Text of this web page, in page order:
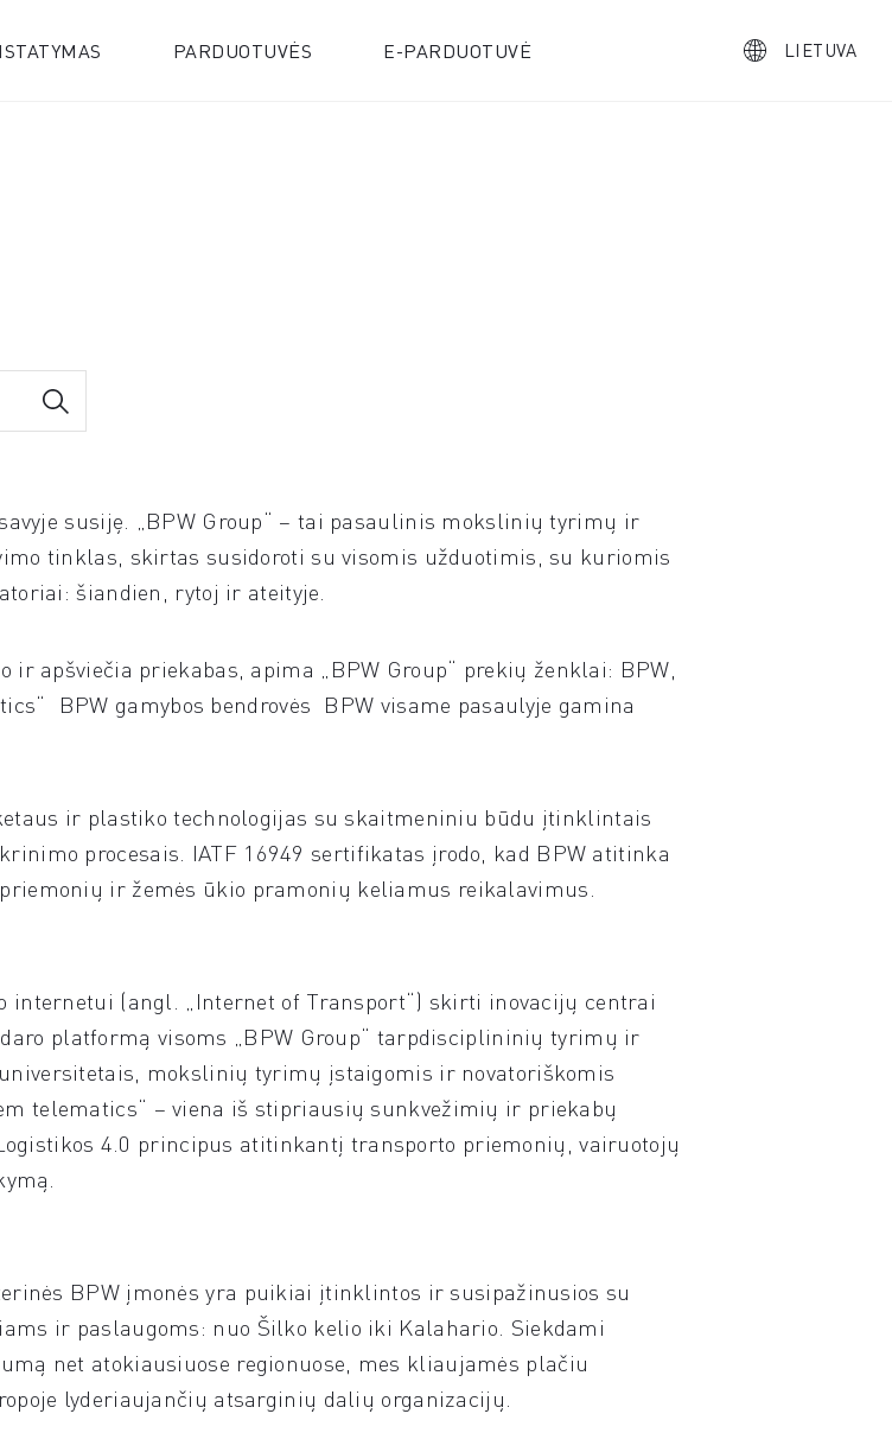
PARDUOTUVĖS E-PARDUOTUVĖ LIETUVA
susiję. „BPW Group“ – tai pasaulinis mokslinių tyrimų ir
tinklas, skirtas susidoroti su visomis užduotimis, su kuriomis
šiandien, rytoj ir ateityje.
apšviečia priekabas, apima „BPW Group“ prekių ženklai: BPW,
BPW gamybos bendrovės BPW visame pasaulyje gamina
ir plastiko technologijas su skaitmeniniu būdu įtinklintais
procesais. IATF 16949 sertifikatas įrodo, kad BPW atitinka
ir žemės ūkio pramonių keliamus reikalavimus.
(angl. „Internet of Transport“) skirti inovacijų centrai
platformą visoms „BPW Group“ tarpdisciplininių tyrimų ir
mokslinių tyrimų įstaigomis ir novatoriškomis
telematics“ – viena iš stipriausių sunkvežimių ir priekabų
4.0 principus atitinkantį transporto priemonių, vairuotojų
BPW įmonės yra puikiai įtinklintos ir susipažinusios su
ir paslaugoms: nuo Šilko kelio iki Kalahario. Siekdami
net atokiausiuose regionuose, mes kliaujamės plačiu
lyderiaujančių atsarginių dalių organizacijų.